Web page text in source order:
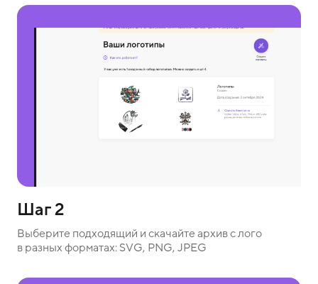
Шаг 2
Выберите подходящий и скачайте архив с лого
в разных форматах: SVG, PNG, JPEG